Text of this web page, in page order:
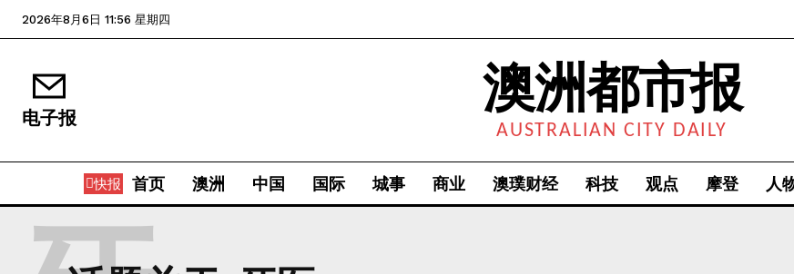
2026年8月6日 11:56 星期四
电子报 澳洲都市报
AUSTRALIAN CITY DAILY
快报 首页 澳洲 中国 国际 城事 商业 澳璞财经 科技 观点 摩登 人